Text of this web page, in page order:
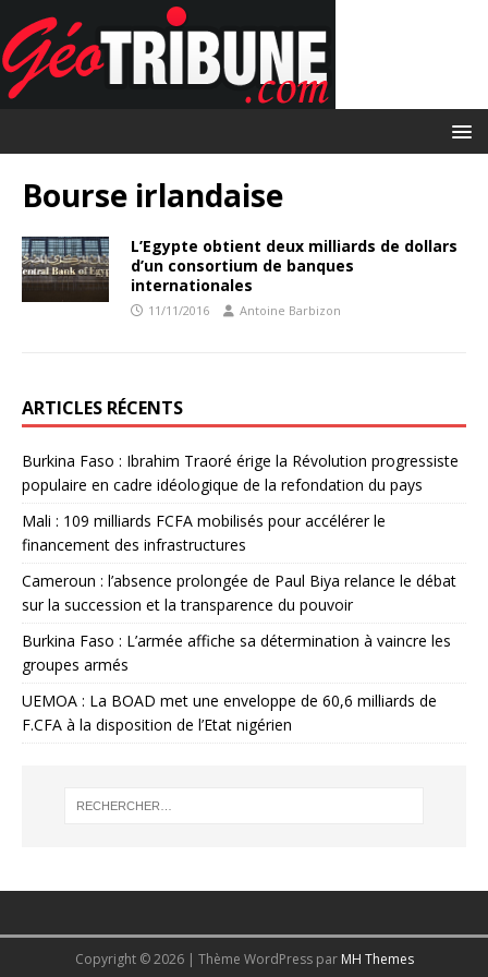
Bourse irlandaise
L’Egypte obtient deux milliards de dollars
d’un consortium de banques
internationales
11/11/2016 Antoine Barbizon
ARTICLES RÉCENTS
Burkina Faso : Ibrahim Traoré érige la Révolution progressiste
populaire en cadre idéologique de la refondation du pays
Mali : 109 milliards FCFA mobilisés pour accélérer le
financement des infrastructures
Cameroun : l’absence prolongée de Paul Biya relance le débat
sur la succession et la transparence du pouvoir
Burkina Faso : L’armée affiche sa détermination à vaincre les
groupes armés
UEMOA : La BOAD met une enveloppe de 60,6 milliards de
F.CFA à la disposition de l’Etat nigérien
Copyright © 2026 | Thème WordPress par MH Themes